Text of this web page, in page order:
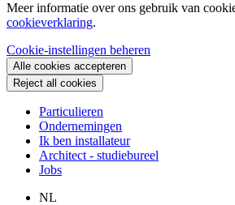
Meer informatie over ons gebruik van
cookieverklaring.
Cookie-instellingen beheren
Alle cookies accepteren
Reject all cookies
Particulieren
Ondernemingen
Ik ben installateur
Architect - studiebureel
Jobs
NL